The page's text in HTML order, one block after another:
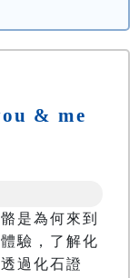
& me
是為何來到
驗，了解化
過化石證